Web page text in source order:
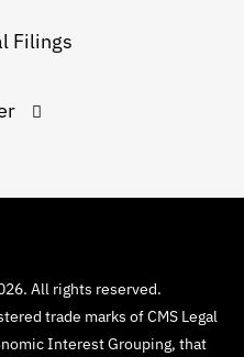
Filings
All rights reserved.
trade marks of CMS Legal
Interest Grouping, that